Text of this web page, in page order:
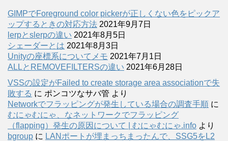
GIMPでForeground color pickerが正しくない色をピックア
ップするときの対応方法 2021年9月7日
lerpとslerpの違い 2021年8月5日
シェーダーとは 2021年8月3日
Unityの座標系についてメモ 2021年7月1日
ALLとREMOVEFILTERSの違い 2021年6月28日
VSSの設定がFailed to create storage area associationで失
敗する に ポンコツなサバ管 より
Networkでフラッピングが発生している場合の調査手順 に
むにゃむにゃ、なネットワークでフラッピング
（flapping）発生の原因について | むにゃむにゃ.info より
bgroup に LANポートが埋まっちまったんで、SSG5をL2